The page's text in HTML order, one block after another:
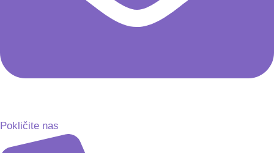
Pokličite nas